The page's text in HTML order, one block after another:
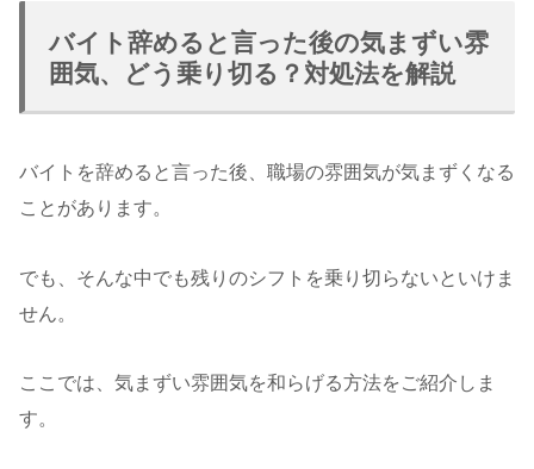
バイト辞めると言った後の気まずい雰
囲気、どう乗り切る？対処法を解説
バイトを辞めると言った後、職場の雰囲気が気まずくなる
ことがあります。
でも、そんな中でも残りのシフトを乗り切らないといけま
せん。
ここでは、気まずい雰囲気を和らげる方法をご紹介しま
す。